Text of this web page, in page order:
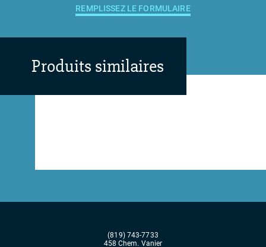
REMPLISSEZ LE FORMULAIRE
Produits similaires
(819) 743-7733
458 Chem. Vanier